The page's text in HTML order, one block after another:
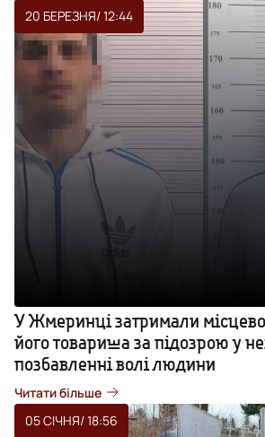
20 БЕРЕЗНЯ/ 12:44
У Жмеринці затримали
його товариша за підозрою у
позбавленні волі людини
Читати більше
05 СІЧНЯ/ 18:56